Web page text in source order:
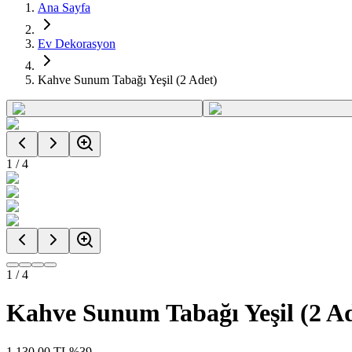
Ana Sayfa
Ev Dekorasyon
Kahve Sunum Tabağı Yeşil (2 Adet)
1 /4
1 /4
Kahve Sunum Tabağı Yeşil (2